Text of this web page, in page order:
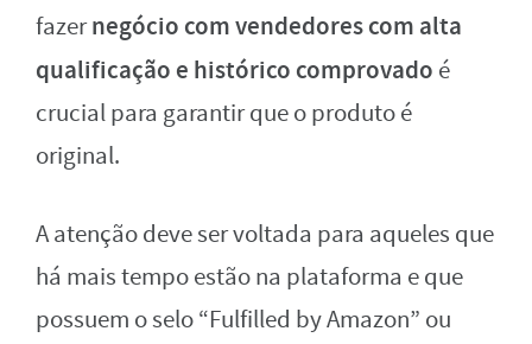
fazernegócio com vendedores com alta
qualificação e histórico comprovado é
crucial para garantir que o produto é
original.
A atenção deve ser voltada para aqueles que
há mais tempo estão na plataforma e que
possuem o selo “Fulfilled by Amazon” ou